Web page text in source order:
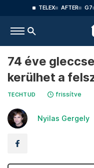
TELEX AFTER G7
74 éve
kerülhet a
TECHTUD frissítve
Nyilas Gergely